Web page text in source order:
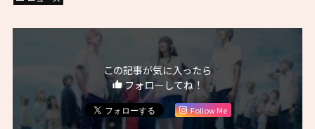
この記事が気に入ったら
フォローしてね！
Follow Me